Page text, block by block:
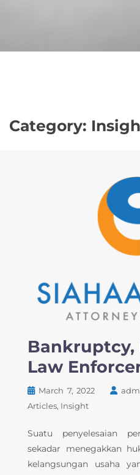
Category:
Bankruptcy,
Law
March 7, 2022
Articles Insight
Suatu penyelesaian
sekadar menegakkan
kelangsungan usaha